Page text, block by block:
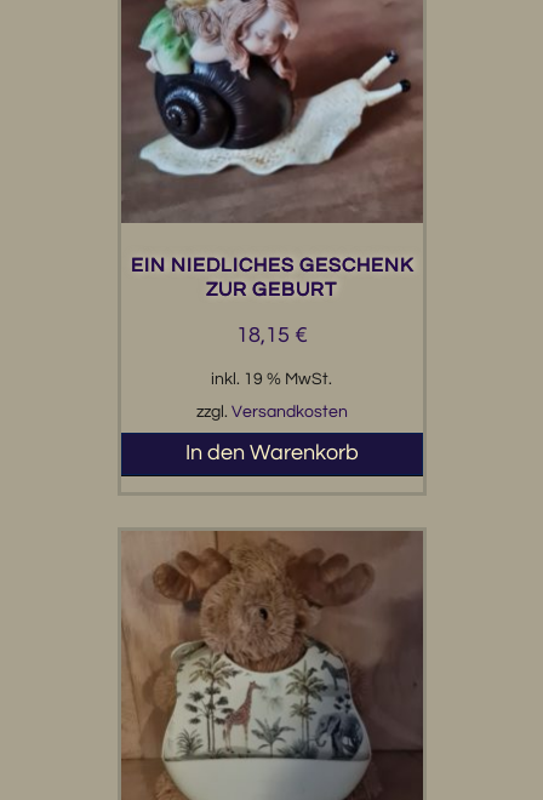
Storch, der stolz vor einem Fenster steht und ein
Bündel mit einem Baby im Schnabel hält – eine
klassische und zugleich wunderschöne
Darstellung, die das Wunder der Geburt feiert. Auf
der Karte ist der niederländische Schriftzug
„Ooievaar – der Storch ist da“ zu lesen, der dem
Design einen besonderen, internationalen Charme
Das Highlight dieser Karte ist der bezaubernde
Herz-Anhänger, der sie zu einem ganz besonderen
Format von 13 × 13 cm ist auf hochwertigem
(14 × 14 cm) geliefert. Ob als Beilage zum
Geschenk oder als liebevoller Glückwunsch für die
frischgebackenen Eltern – mit dieser Karte
EIN NIEDLICHES GESCHENK
ZUR GEBURT
18,15 €
inkl. 19 % MwSt.
zzgl. Versandkosten
In den Warenkorb